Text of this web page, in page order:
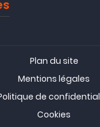
Plan du site
Mentions légales
de
Cookies